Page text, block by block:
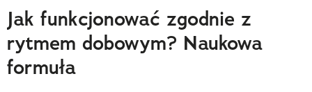
Trendbook Podróżniczy
Polecane
Jak funkcjonować zgodnie z
rytmem dobowym? Naukowa
formuła